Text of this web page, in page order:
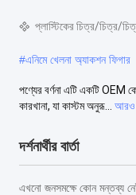
প্লাস্টিকের চিত্র/চিত্র/
#এনিমে খেলনা অ্যাকশন ফিগার
পণ্যের বর্ণনা এটি একটি OEM
কারখানা, যা কাস্টম অনুরূ...
আরও
দর্শনার্থীর বার্তা
এখনো জনসমক্ষে কোন মন্তব্য